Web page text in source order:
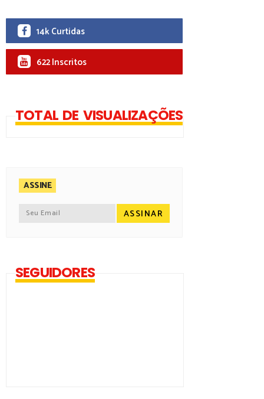
14k Curtidas
622 Inscritos
TOTAL DE VISUALIZAÇÕES
ASSINE
SEGUIDORES